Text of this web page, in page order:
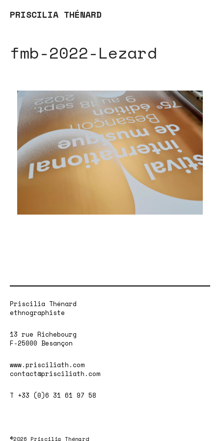
PRISCILIA THÉNARD
fmb-2022-Lezard
Priscilia Thénard
ethnographiste
13 rue Richebourg
F-25000 Besançon
www.prisciliath.com
contact@prisciliath.com
T +33 (0)6 31 61 97 58
©2026 Priscilia Thénard